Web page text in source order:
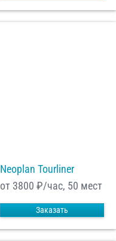
Neoplan Tourliner
от 3800 ₽/час, 50 мест
Заказать